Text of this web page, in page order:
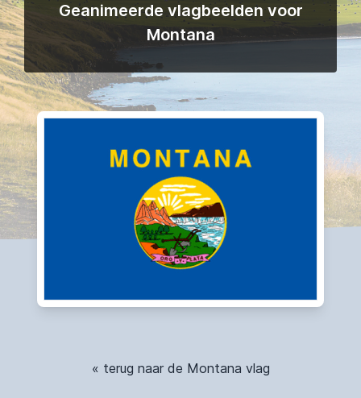
Geanimeerde vlagbeelden voor
Montana
« terug naar de Montana vlag